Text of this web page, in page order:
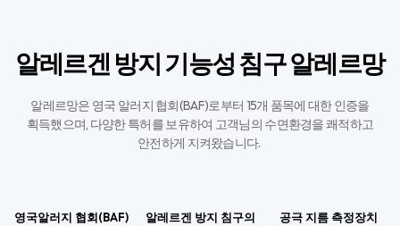
알레르겐 방지 기능성 침구 알레르망
알레르망은 영국 알러지 협회(BAF)로부터 15개 품목에 대한 인증을
획득했으며, 다양한 특허를 보유하여 고객님의 수면환경을 쾌적하고
안전하게 지켜왔습니다. ​
영국알러지 협회(BAF)
알레르겐 방지 침구의
공극 지름 측정장치